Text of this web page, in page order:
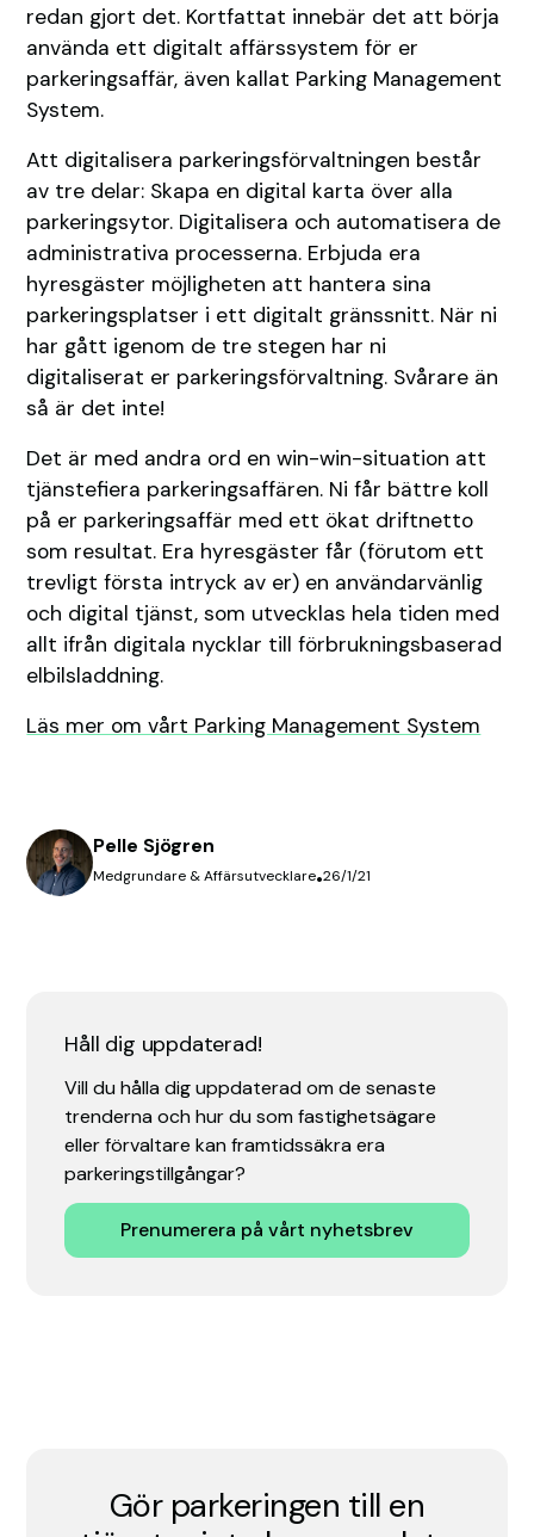
redan gjort det. Kortfattat innebär det att börja
använda ett digitalt affärssystem för er
parkeringsaffär, även kallat Parking Management
System.
Att digitalisera parkeringsförvaltningen består
av tre delar: Skapa en digital karta över alla
parkeringsytor. Digitalisera och automatisera de
administrativa processerna. Erbjuda era
hyresgäster möjligheten att hantera sina
parkeringsplatser i ett digitalt gränssnitt. När ni
har gått igenom de tre stegen har ni
digitaliserat er parkeringsförvaltning. Svårare än
så är det inte!
Det är med andra ord en win-win-situation att
tjänstefiera parkeringsaffären. Ni får bättre koll
på er parkeringsaffär med ett ökat driftnetto
som resultat. Era hyresgäster får (förutom ett
trevligt första intryck av er) en användarvänlig
och digital tjänst, som utvecklas hela tiden med
allt ifrån digitala nycklar till förbrukningsbaserad
elbilsladdning.
Läs mer om vårt Parking Management System
Pelle Sjögren
Medgrundare & Affärsutvecklare•26/1/21
Håll dig uppdaterad!
Vill du hålla dig uppdaterad om de senaste
trenderna och hur du som fastighetsägare
eller förvaltare kan framtidssäkra era
parkeringstillgångar?
Prenumerera på vårt nyhetsbrev
Gör parkeringen till en